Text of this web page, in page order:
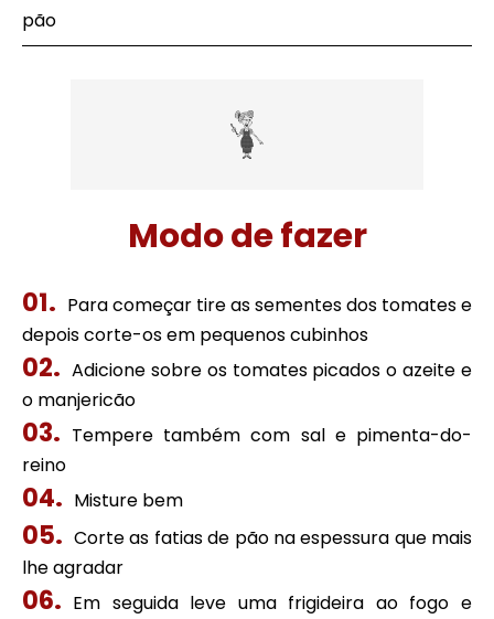
pão
Modo de fazer
Para começar tire as sementes dos tomates e
depois corte-os em pequenos cubinhos
Adicione sobre os tomates picados o azeite e
o manjericão
Tempere também com sal e pimenta-do-
reino
Misture bem
Corte as fatias de pão na espessura que mais
lhe agradar
Em seguida leve uma frigideira ao fogo e